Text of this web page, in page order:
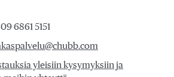
6861 5151
yleisiin kysymyksiin ja